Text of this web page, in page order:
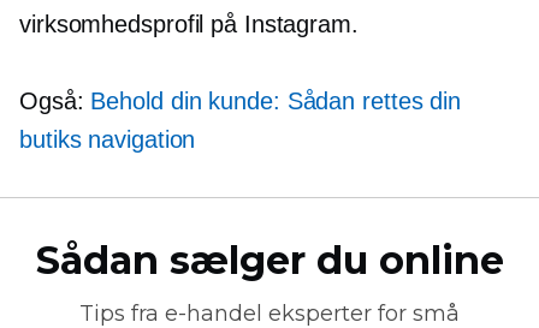
virksomhedsprofil på Instagram.
Også: Behold din kunde: Sådan rettes din
butiks navigation
Sådan sælger du online
Tips fra e-handel eksperter for små